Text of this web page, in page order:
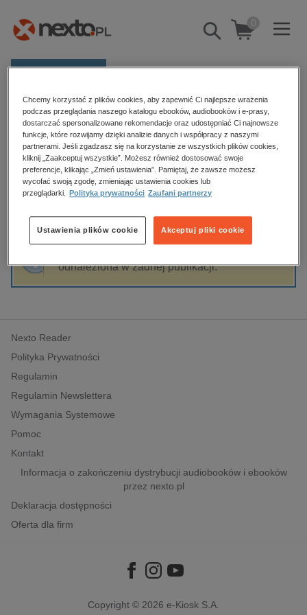
Pokaż/schowaj
wyszukiwarkę
0
Kategorie
Zobacz wszystkie E-prasa
budownictwo, aranżacja wnętrz
biznesowe, branżowe, gospodarka
dzienniki
edukacja
hobby, sport, rozrywka
komputery, internet, technologie, informatyka
polityka, społeczno-informacyjne
psychologiczne
inne
popularno-naukowe
historia
Strona główna Arek Klekociuk
Arek Klekociuk
Sortowanie Filtrowanie
odnaleziona w żadnej publikacji.
Nexto Reader
Polityka Prywatności
Regulamin
Regulamin Newslettera
Wymagania Systemowe
Pomoc
Kontakt
Informacja o zakończeniu dystrybucji audiobooków i ebooków
przez nexto.pl
Deklaracja dostępności
Oferta dla firm
Copyright © 2026 e-Kiosk S.A.
Chcemy korzystać z plików cookies, aby zapewnić Ci najlepsze wrażenia
podczas przeglądania naszego katalogu ebooków, audiobooków i e-prasy,
dostarczać spersonalizowane rekomendacje oraz udostępniać Ci najnowsze
funkcje, które rozwijamy dzięki analizie danych i współpracy z naszymi
partnerami. Jeśli zgadzasz się na korzystanie ze wszystkich plików cookies,
kliknij „Zaakceptuj wszystkie”. Możesz również dostosować swoje
preferencje, klikając „Zmień ustawienia”. Pamiętaj, że zawsze możesz
wycofać swoją zgodę, zmieniając ustawienia cookies lub
przeglądarki.
Polityka prywatności Zaufani partnerzy
Akceptuj pliki cookie
Ustawienia plików cookie